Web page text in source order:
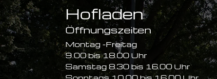
Hofladen
Öffnungszeiten
Montag -Freitag
9.00 bis 18.00 Uhr
Samstag 8.30 bis 16.00 Uhr